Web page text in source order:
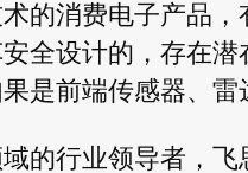
的消费电子产品
全设计的，存在
是前端传感器、
的行业领导者，